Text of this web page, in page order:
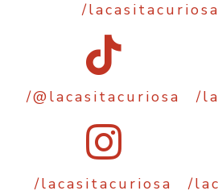
/
/@lacasitacuriosa /
/lacasitacuriosa /